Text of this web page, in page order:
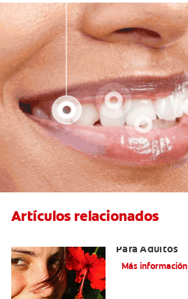
Artículos relacionados
Para Adultos
Más información